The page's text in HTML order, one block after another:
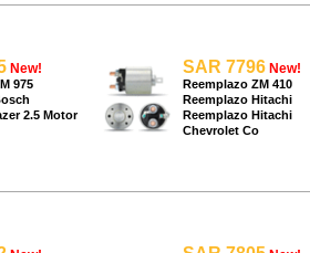
New!
975
2.5 Motor
SAR 7796 New!
Reemplazo ZM 410
Reemplazo Hitachi
Reemplazo Hitachi
Chevrolet Co